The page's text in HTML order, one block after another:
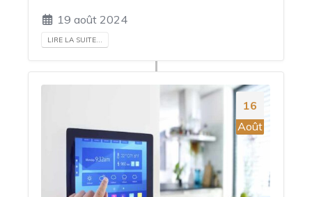
19 août 2024
LIRE LA SUITE...
16
Août